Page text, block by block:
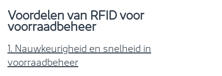
Voordelen van RFID voor
voorraadbeheer
1. Nauwkeurigheid en snelheid in
voorraadbeheer